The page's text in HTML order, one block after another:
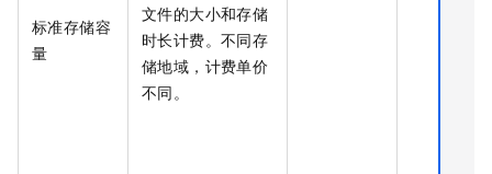
标准存储容
量
文件的大小和存储
时长计费。不同存
储地域，计费单价
不同。